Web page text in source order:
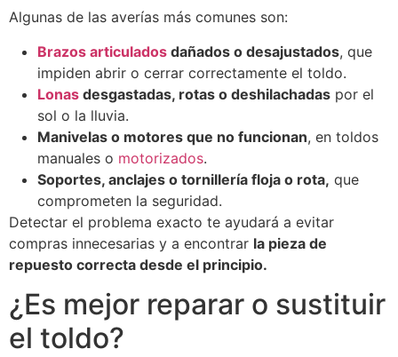
Algunas de las averías más comunes son:
Brazos articulados dañados o desajustados, que
impiden abrir o cerrar correctamente el toldo.
Lonas desgastadas, rotas o deshilachadas por el
sol o la lluvia.
Manivelas o motores que no funcionan, en toldos
manuales o motorizados.
Soportes, anclajes o tornillería floja o rota, que
comprometen la seguridad.
Detectar el problema exacto te ayudará a evitar
compras innecesarias y a encontrar la pieza de
repuesto correcta desde el principio.
¿Es mejor reparar o sustituir
el toldo?